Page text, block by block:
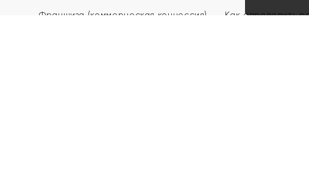
Франшиза (коммерческая концессия)
Как определить